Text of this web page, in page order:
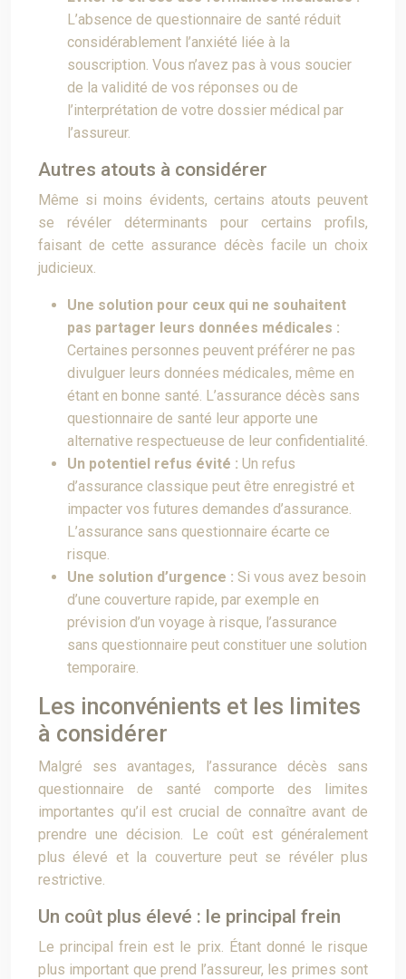
L’absence de questionnaire de santé réduit
considérablement l’anxiété liée à la
souscription. Vous n’avez pas à vous soucier
de la validité de vos réponses ou de
l’interprétation de votre dossier médical par
l’assureur.
Autres atouts à considérer
Même si moins évidents, certains atouts peuvent
se révéler déterminants pour certains profils,
faisant de cette assurance décès facile un choix
judicieux.
Une solution pour ceux qui ne souhaitent
pas partager leurs données médicales :
Certaines personnes peuvent préférer ne pas
divulguer leurs données médicales, même en
étant en bonne santé. L’assurance décès sans
questionnaire de santé leur apporte une
alternative respectueuse de leur confidentialité.
Un potentiel refus évité : Un refus
d’assurance classique peut être enregistré et
impacter vos futures demandes d’assurance.
L’assurance sans questionnaire écarte ce
risque.
Une solution d’urgence : Si vous avez besoin
d’une couverture rapide, par exemple en
prévision d’un voyage à risque, l’assurance
sans questionnaire peut constituer une solution
temporaire.
Les inconvénients et les limites
à considérer
Malgré ses avantages, l’assurance décès sans
questionnaire de santé comporte des limites
importantes qu’il est crucial de connaître avant de
prendre une décision. Le coût est généralement
plus élevé et la couverture peut se révéler plus
restrictive.
Un coût plus élevé : le principal frein
Le principal frein est le prix. Étant donné le risque
plus important que prend l’assureur, les primes sont